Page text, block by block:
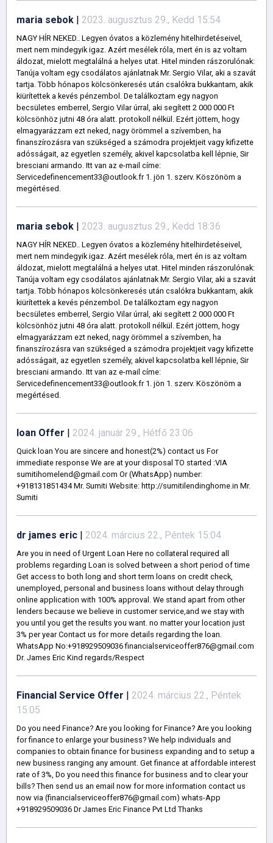
maria sebok | 2023. augusztus 29., Kedd 15:54
NAGY HÍR NEKED.. Legyen óvatos a közlemény hitelhirdetéseivel,
mert nem mindegyik igaz. Azért mesélek róla, mert én is az voltam
áldozat, mielott megtalálná a helyes utat. Hitel minden rászorulónak:
Tanúja voltam egy csodálatos ajánlatnak Mr. Sergio Vilar, aki a szavát
tartja. Több hónapos kölcsönkeresés után csalókra bukkantam, akik
kiürítettek a kevés pénzembol. De találkoztam egy nagyon
becsületes emberrel, Sergio Vilar úrral, aki segített 2 000 000 Ft
kölcsönhöz jutni 48 óra alatt. protokoll nélkül. Ezért jöttem, hogy
elmagyarázzam ezt neked, nagy örömmel a szívemben, ha
finanszírozásra van szükséged a számodra projektjeit vagy kifizette
adósságait, az egyetlen személy, akivel kapcsolatba kell lépnie, Sir
bresciani armando. Itt van az e-mail címe:
Servicedefinencement33@outlook.fr 1. jön 1. szerv. Köszönöm a
megértésed.
maria sebok | 2023. augusztus 29., Kedd 18:36
NAGY HÍR NEKED.. Legyen óvatos a közlemény hitelhirdetéseivel,
mert nem mindegyik igaz. Azért mesélek róla, mert én is az voltam
áldozat, mielott megtalálná a helyes utat. Hitel minden rászorulónak:
Tanúja voltam egy csodálatos ajánlatnak Mr. Sergio Vilar, aki a szavát
tartja. Több hónapos kölcsönkeresés után csalókra bukkantam, akik
kiürítettek a kevés pénzembol. De találkoztam egy nagyon
becsületes emberrel, Sergio Vilar úrral, aki segített 2 000 000 Ft
kölcsönhöz jutni 48 óra alatt. protokoll nélkül. Ezért jöttem, hogy
elmagyarázzam ezt neked, nagy örömmel a szívemben, ha
finanszírozásra van szükséged a számodra projektjeit vagy kifizette
adósságait, az egyetlen személy, akivel kapcsolatba kell lépnie, Sir
bresciani armando. Itt van az e-mail címe:
Servicedefinencement33@outlook.fr 1. jön 1. szerv. Köszönöm a
megértésed.
loan Offer | 2024. január 29., Hétfő 23:06
Quick loan You are sincere and honest(2%) contact us For
immediate response We are at your disposal TO started :VIA
sumitihomelend@gmail.com Or (WhatsApp) number:
+918131851434 Mr. Sumiti Website: http://sumitilendinghome.in Mr.
Sumiti
dr james eric | 2024. március 22., Péntek 15:04
Are you in need of Urgent Loan Here no collateral required all
problems regarding Loan is solved between a short period of time
Get access to both long and short term loans on credit check,
unemployed, personal and business loans without delay through
online application with 100% approval. We stand apart from other
lenders because we believe in customer service,and we stay with
you until you get the results you want. no matter your location just
3% per year Contact us for more details regarding the loan.
WhatsApp No:+918929509036 financialserviceoffer876@gmail.com
Dr. James Eric Kind regards/Respect
Financial Service Offer | 2024. március 22., Péntek
15:05
Do you need Finance? Are you looking for Finance? Are you looking
for finance to enlarge your business? We help individuals and
companies to obtain finance for business expanding and to setup a
new business ranging any amount. Get finance at affordable interest
rate of 3%, Do you need this finance for business and to clear your
bills? Then send us an email now for more information contact us
now via (financialserviceoffer876@gmail.com) whats-App
+918929509036 Dr James Eric Finance Pvt Ltd Thanks